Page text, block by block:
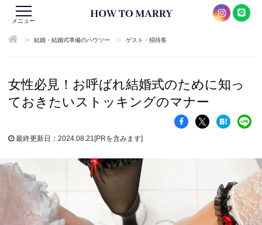
メニュー
> 結婚・結婚式準備のハウツー > ゲスト・招待客
女性必見！お呼ばれ結婚式のために知っ
ておきたいストッキングのマナー
最終更新日：2024.08.21 [PRを含みます]